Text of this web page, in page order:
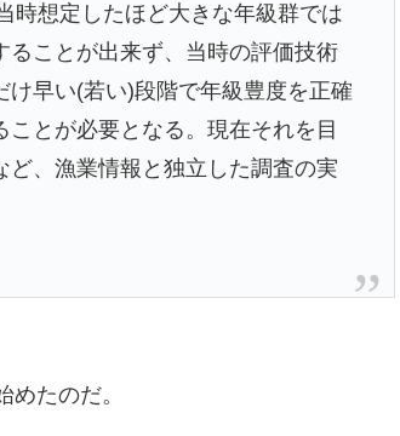
時想定したほど大きな年級群では
ことが出来ず、当時の評価技術
早い(若い)段階で年級豊度を正確
とが必要となる。現在それを目
、漁業情報と独立した調査の実
たのだ。